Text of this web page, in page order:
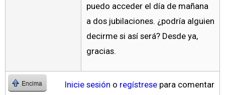
puedo acceder el día de mañana
a dos jubilaciones. ¿podría alguien
decirme si así será? Desde ya,
gracias.
Encima Inicie sesión o regístrese para comentar